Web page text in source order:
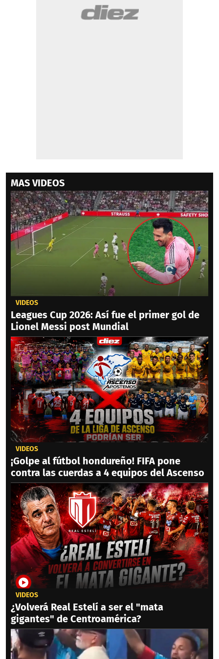
MAS VIDEOS
VIDEOS
Leagues Cup 2026: Así fue el primer gol de
Lionel Messi post Mundial
VIDEOS
¡Golpe al fútbol hondureño! FIFA pone
contra las cuerdas a 4 equipos del Ascenso
VIDEOS
¿Volverá Real Estelí a ser el "mata
gigantes" de Centroamérica?